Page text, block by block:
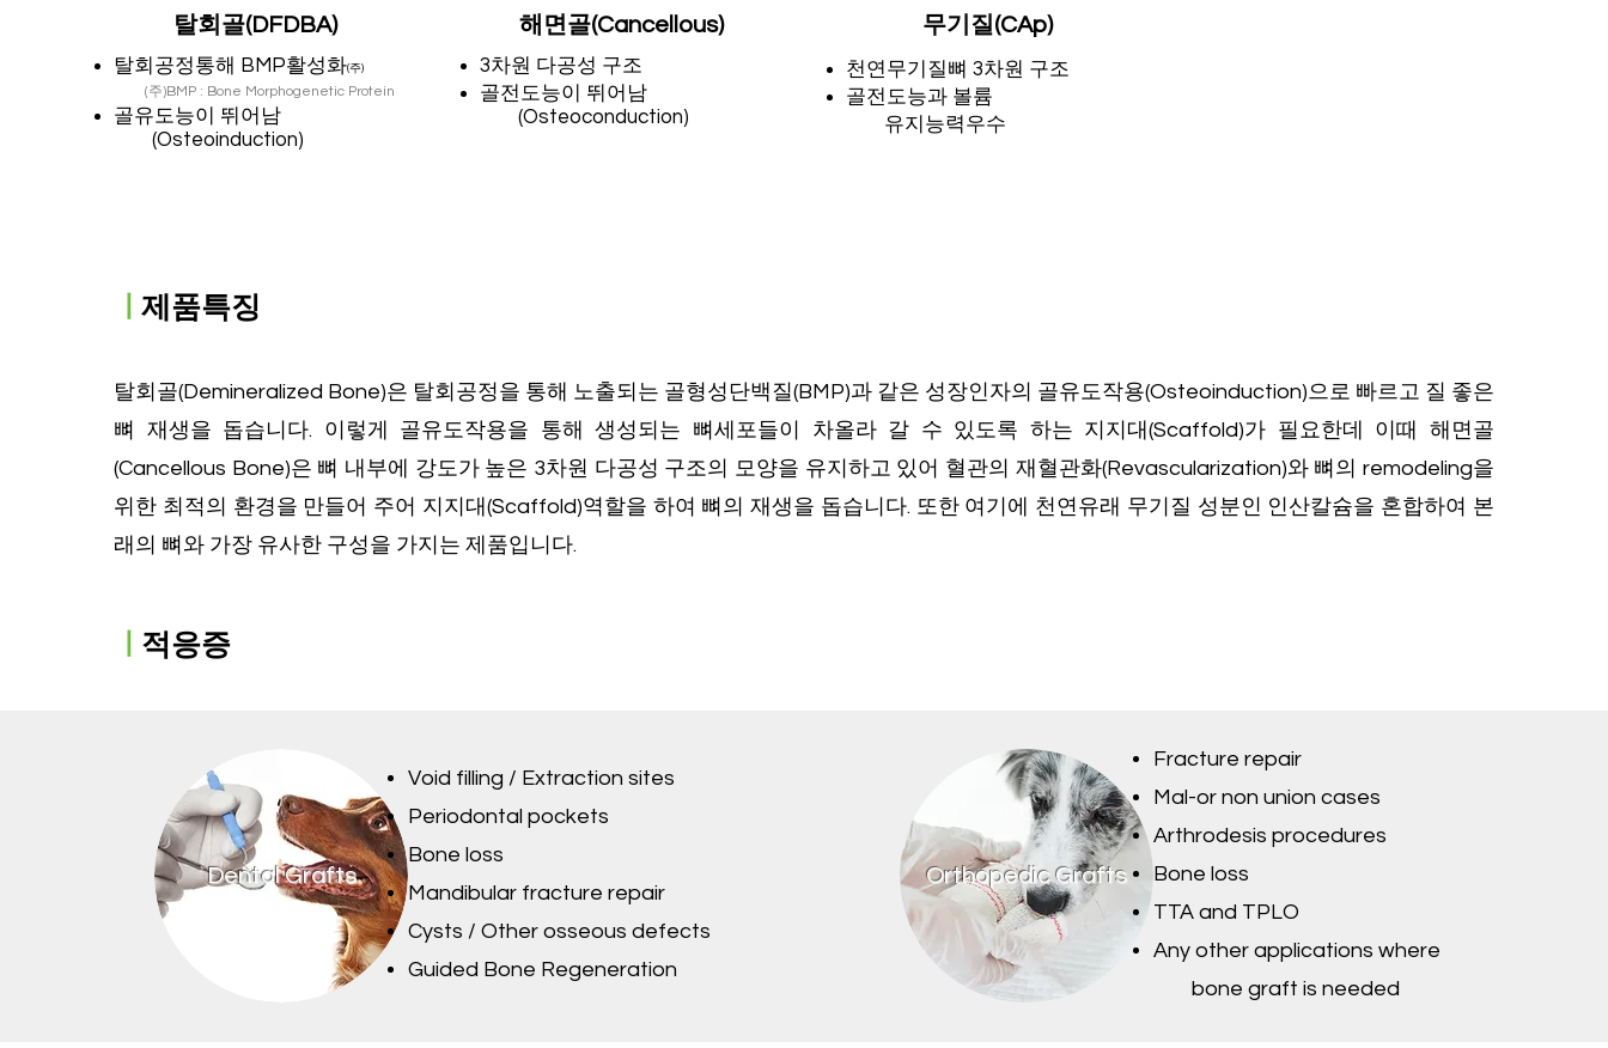
​탈회골(DFDBA)
탈회공정통해 BMP활성화(주)
(주)BMP : Bone Morphogenetic Protein
​골유도능이 뛰어남
(Osteoinduction)
​해면골(Cancellous)
3차원 다공성 구조
​골전도능이 뛰어남
(Osteoconduction)
​무기질(CAp)
천연무기질뼈 3차원 구조
​골전도능과 볼륨
유지능력우수
ㅣ제품특징
탈회골(Demineralized Bone)은 탈회공정을 통해 노출되는 골형성단백질(BMP)과 같은 성장인자의 골유도작용(Osteoinduction)으로 빠르고 질 좋은
뼈 재생을 돕습니다. 이렇게 골유도작용을 통해 생성되는 뼈세포들이 차올라 갈 수 있도록 하는 지지대(Scaffold)가 필요한데 이때 해면골
(Cancellous Bone)은 뼈 내부에 강도가 높은 3차원 다공성 구조의 모양을 유지하고 있어 혈관의 재혈관화(Revascularization)와 뼈의 remodeling을
위한 최적의 환경을 만들어 주어 지지대(Scaffold)역할을 하여 뼈의 재생을 돕습니다. 또한 여기에 천연유래 무기질 성분인 인산칼슘을 혼합하여 본
래의 뼈와 가장 유사한 구성을 가지는 제품입니다.
ㅣ적응증
Dental Grafts
Void filling / Extraction sites
Periodontal pockets
Bone loss
Mandibular fracture repair
Cysts / Other osseous defects
Guided Bone Regeneration
Orthopedic Grafts
Fracture repair
Mal-or non union cases
Arthrodesis procedures
Bone loss
TTA and TPLO
Any other applications where
bone graft is needed